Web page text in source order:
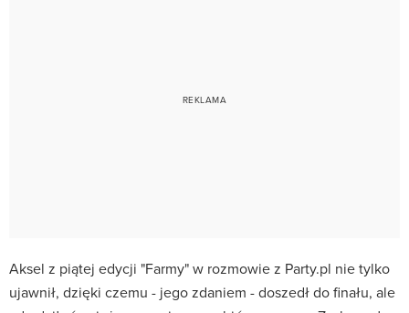
Aksel z piątej edycji "Farmy" w rozmowie z Party.pl nie tylko
ujawnił, dzięki czemu - jego zdaniem - doszedł do finału, ale